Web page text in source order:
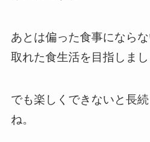
あとは偏った食事になら
取れた食生活を目指しまし
でも楽しくできないと長
ね